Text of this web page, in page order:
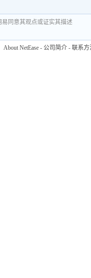
同意其观点或证实其描述
About NetEase - 公司简介 - 联系方